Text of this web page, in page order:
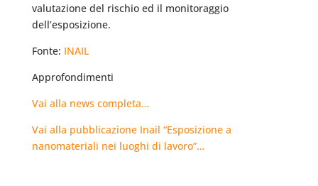
valutazione del rischio ed il monitoraggio
dell’esposizione.
Fonte: INAIL
Approfondimenti
Vai alla news completa…
Vai alla pubblicazione Inail “Esposizione a
nanomateriali nei luoghi di lavoro”…